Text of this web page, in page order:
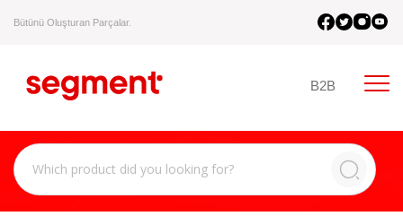
Bütünü Oluşturan Parçalar.
B2B